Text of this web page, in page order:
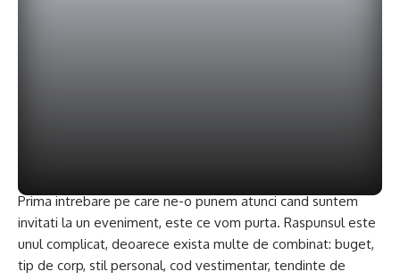
Prima intrebare pe care ne-o punem atunci cand suntem
invitati la un eveniment, este ce vom purta. Raspunsul este
unul complicat, deoarece exista multe de combinat: buget,
tip de corp, stil personal, cod vestimentar, tendinte de